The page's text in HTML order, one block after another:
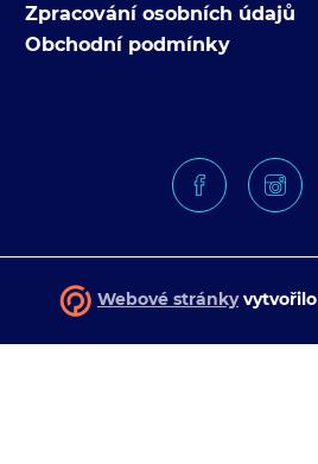
Zpracování osobních údajů
Obchodní podmínky
Webové stránkyvytvořilo